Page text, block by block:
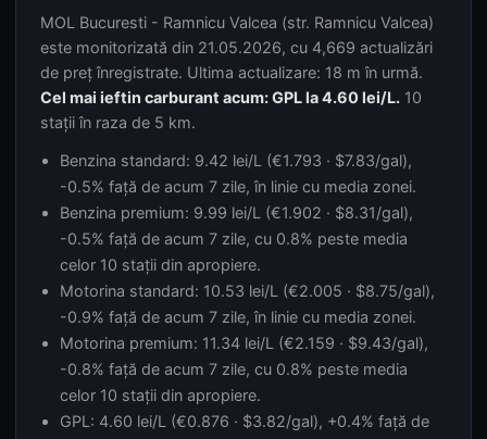
MOL Bucuresti - Ramnicu Valcea (str. Ramnicu Valcea)
este monitorizată din 21.05.2026, cu 4,669 actualizări
de preț înregistrate. Ultima actualizare: 18 m în urmă.
Cel mai ieftin carburant acum: GPL la 4.60 lei/L. 10
stații în raza de 5 km.
Benzina standard: 9.42 lei/L (€1.793 · $7.83/gal),
-0.5% față de acum 7 zile, în linie cu media zonei.
Benzina premium: 9.99 lei/L (€1.902 · $8.31/gal),
-0.5% față de acum 7 zile, cu 0.8% peste media
celor 10 stații din apropiere.
Motorina standard: 10.53 lei/L (€2.005 · $8.75/gal),
-0.9% față de acum 7 zile, în linie cu media zonei.
Motorina premium: 11.34 lei/L (€2.159 · $9.43/gal),
-0.8% față de acum 7 zile, cu 0.8% peste media
celor 10 stații din apropiere.
GPL: 4.60 lei/L (€0.876 · $3.82/gal), +0.4% față de